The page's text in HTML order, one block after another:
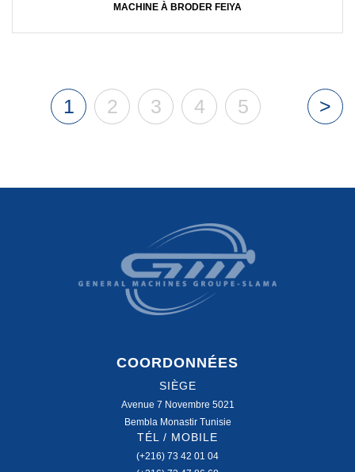
MACHINE À BRODER FEIYA
1 2 3 4 5 >
COORDONNÉES
SIÈGE
Avenue 7 Novembre 5021
Bembla Monastir Tunisie
TÉL / MOBILE
(+216) 73 42 01 04